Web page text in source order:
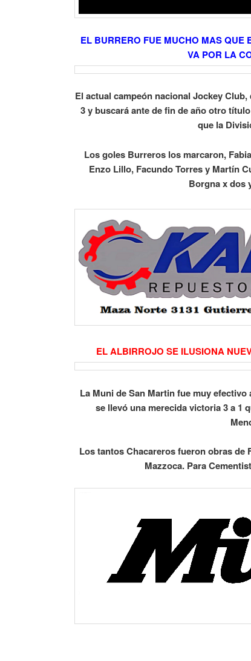
EL BURRERO FUE MUCHO MAS
VA POR LA
El actual campeón nacional Jockey
3 y buscará ante de fin de año otro
que la
Los goles Burreros los marcaron,
Enzo Lillo, Facundo Torres y Martín
Borgna x dos
EL ALBIRROJO SE ILUSIONA
La Muni de San Martin fue muy
se llevó una merecida victoria 3 a 1
Los tantos Chacareros fueron obras de
Mazzoca. Para